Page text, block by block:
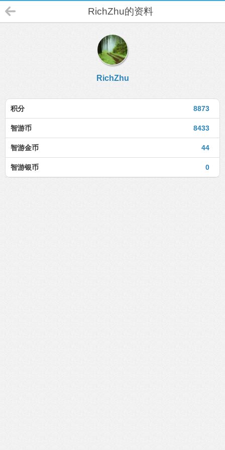
RichZhu的资料
RichZhu
8873
积分
8433
智游币
44
智游金币
0
智游银币